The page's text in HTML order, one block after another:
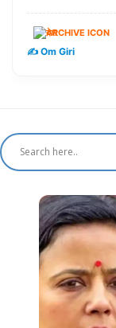
देश
✍️ Om Giri